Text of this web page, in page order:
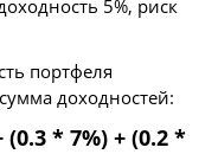
5%, риск
портфеля
доходностей:
* 7%) + (0.2 *